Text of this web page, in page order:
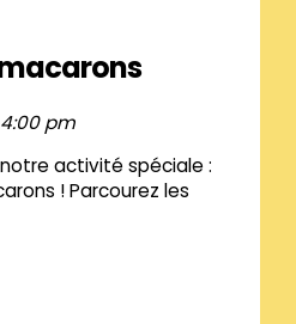
4:00 pm
activité spéciale :
! Parcourez les